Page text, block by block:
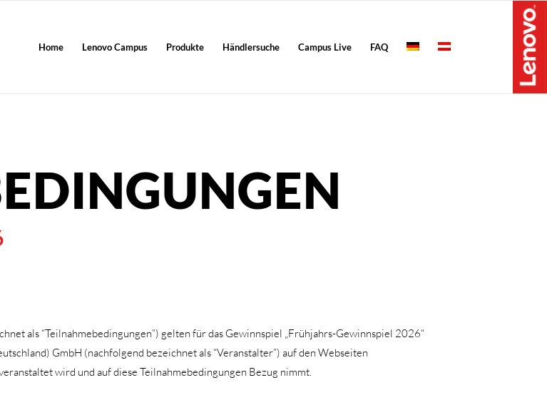
Home Lenovo Campus Produkte Händlersuche Campus Live FAQ
als “Teilnahmebedingungen”) gelten für das Gewinnspiel „Frühjahrs-Gewinnspiel 2026“
GmbH (nachfolgend bezeichnet als “Veranstalter”) auf den Webseiten
wird und auf diese Teilnahmebedingungen Bezug nimmt.